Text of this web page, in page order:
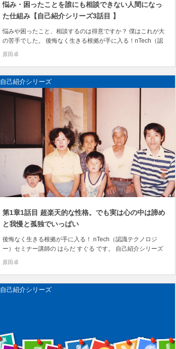
悩み・困ったことを誰にも相談できない人間になっ
た仕組み【自己紹介シリーズ3話目 】
悩みや困ったこと、相談するのは得意ですか？ 僕はこれが大
の苦手でした。 後悔なく生きる根拠が手に入る！nTech（認
識技術）セミナー講師の原田 卓（はらだ すぐる）です。 自己
理解できない孤独人間だった！」 この章では、生まれてから
中学校2年生（14歳）までのこと...
原田卓
自己紹介シリーズ
第1章1話目 超楽天的な性格。でも実は心の中は諦め
と我慢と孤独でいっぱい
後悔なく生きる根拠が手に入る！ nTech（認識テクノロジ
ー）セミナー講師の はらだ すぐる です。 自己紹介シリーズ
第1章！ 「愛され過ぎた悲劇！人の気持ちを理解できない孤
歳）くらいまでのことを 5回に分けて書いていこうと思いま
す。 今回は、第1章の1話目で...
原田卓
自己紹介シリーズ